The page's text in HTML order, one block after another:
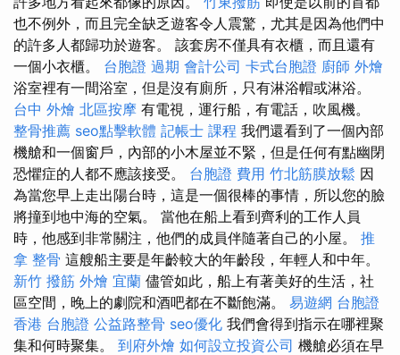
也不例外，而且完全缺乏遊客令人震驚，尤其是因為他們中
的許多人都歸功於遊客。 該套房不僅具有衣櫃，而且還有
一個小衣櫃。 台胞證 過期 會計公司 卡式台胞證 廚師 外燴
浴室裡有一間浴室，但是沒有廁所，只有淋浴帽或淋浴。
台中 外燴 北區按摩 有電視，運行船，有電話，吹風機。
整骨推薦 seo點擊軟體 記帳士 課程 我們還看到了一個內部
機艙和一個窗戶，內部的小木屋並不緊，但是任何有點幽閉
恐懼症的人都不應該接受。 台胞證 費用 竹北筋膜放鬆 因
為當您早上走出陽台時，這是一個很棒的事情，所以您的臉
將撞到地中海的空氣。 當他在船上看到齊利的工作人員
時，他感到非常關注，他們的成員伴隨著自己的小屋。 推
拿 整骨 這艘船主要是年齡較大的年齡段，年輕人和中年。
新竹 撥筋 外燴 宜蘭 儘管如此，船上有著美好的生活，社
區空間，晚上的劇院和酒吧都在不斷飽滿。 易遊網 台胞證
香港 台胞證 公益路整骨 seo優化 我們會得到指示在哪裡聚
集和何時聚集。 到府外燴 如何設立投資公司 機艙必須在早